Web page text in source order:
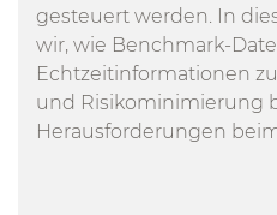
gesteuert werden. In
wir, wie Benchmark-
Echtzeitinformationen
und Risikominimierung
Herausforderungen